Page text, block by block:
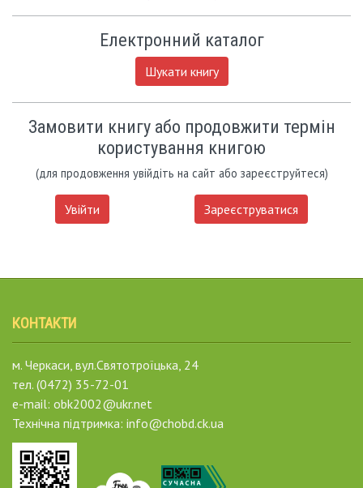
Електронний каталог
Шукати книгу
Замовити книгу або продовжити термін
користування книгою
(для продовження увійдіть на сайт або зареєструйтеся)
Увійти Зареєструватися
КОНТАКТИ
м. Черкаси, вул.Святотроїцька, 24
тел. (0472) 35-72-01
e-mail: obk2002@ukr.net
Технічна підтримка: info@chobd.ck.ua